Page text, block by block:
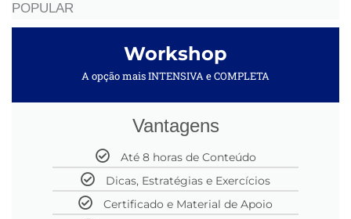
POPULAR
Workshop
A opção mais INTENSIVA e COMPLETA
Vantagens
Até 8 horas de Conteúdo
Dicas, Estratégias e Exercícios
Certificado e Material de Apoio